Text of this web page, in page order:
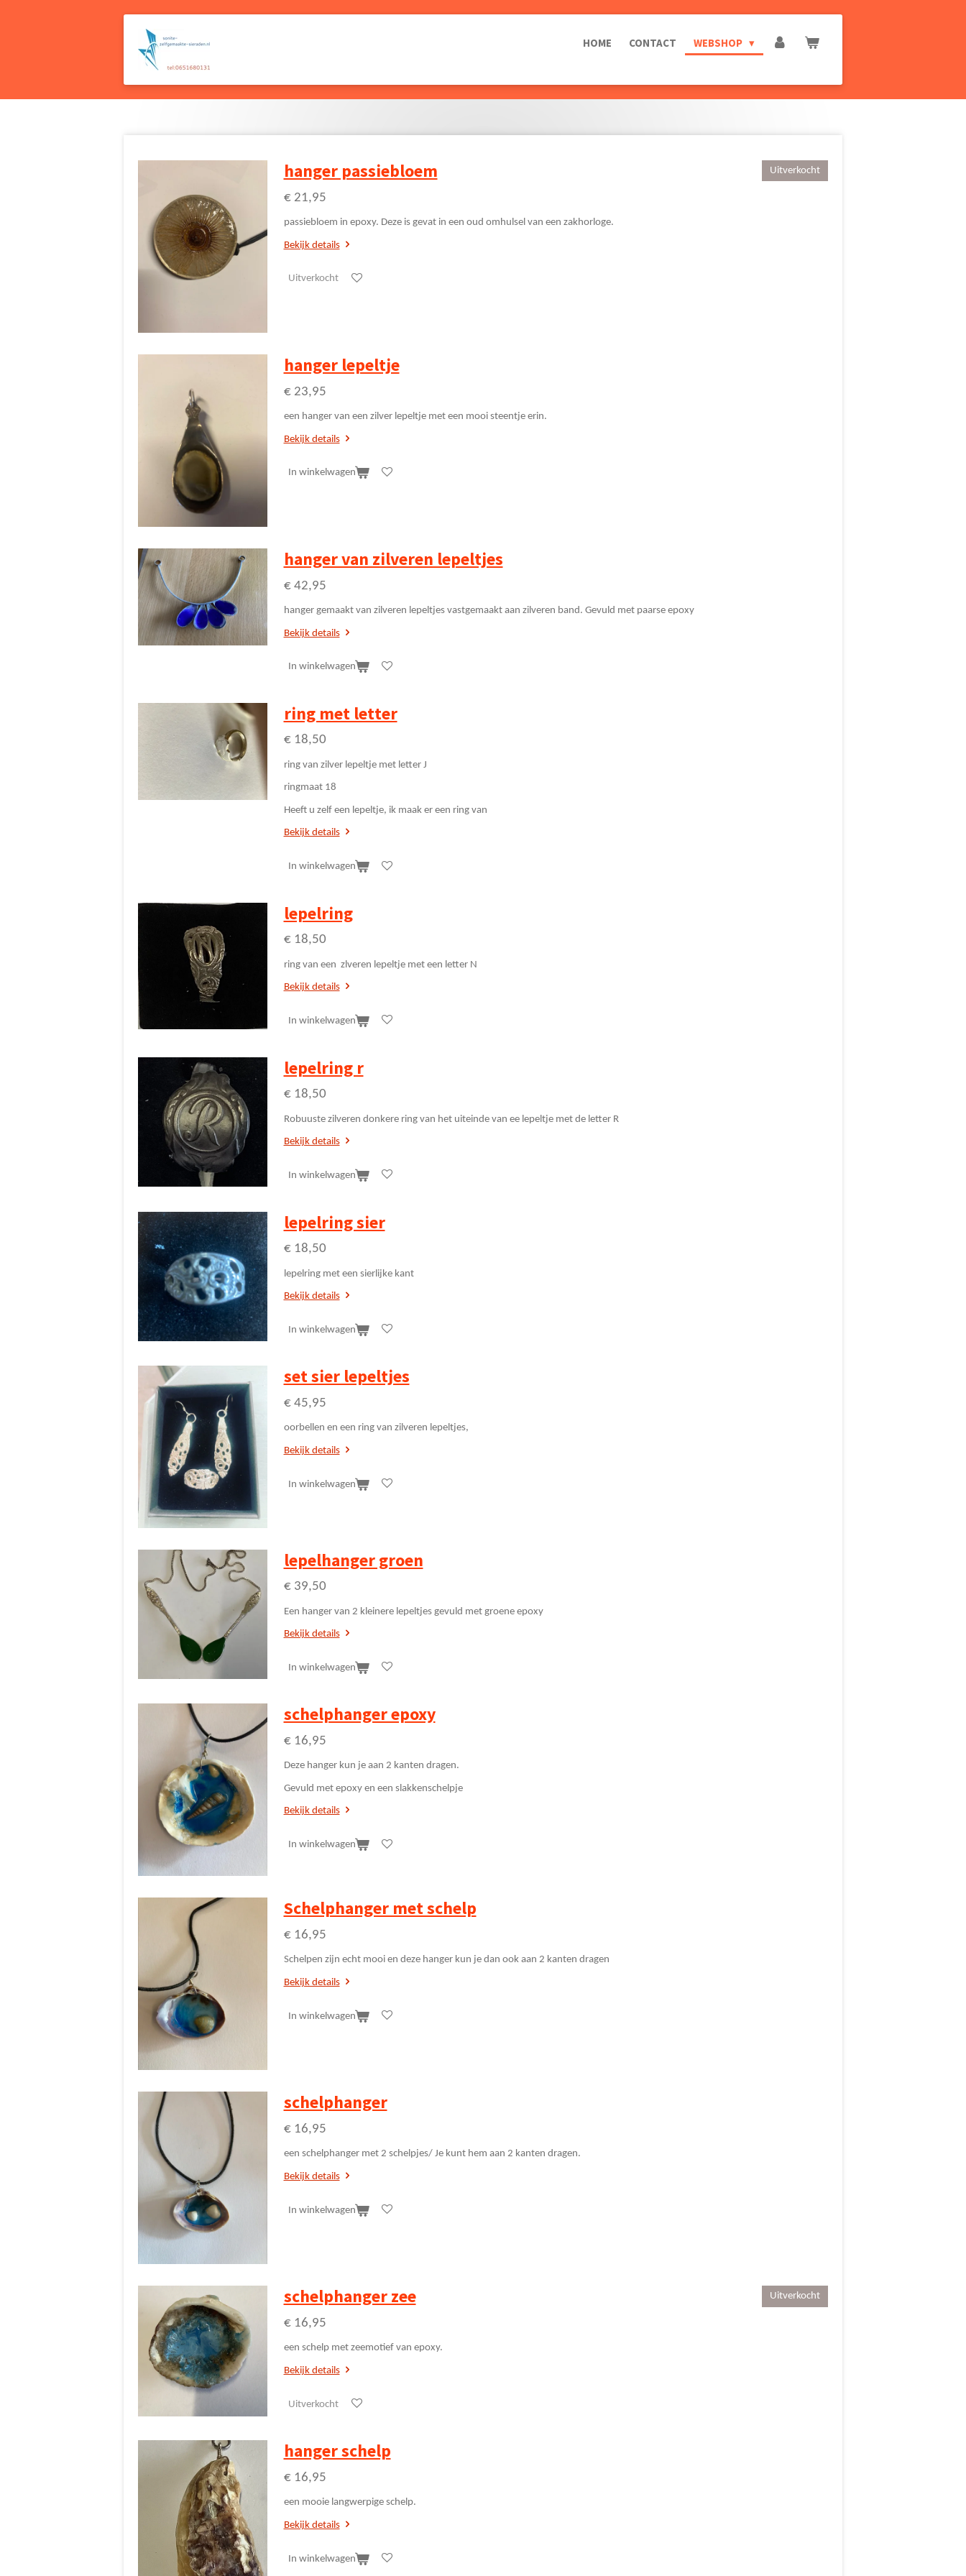
HOME CONTACT WEBSHOP
Uitverkocht
hanger passiebloem
€ 21,95
passiebloem in epoxy. Deze is gevat in een oud omhulsel van een zakhorloge.
Bekijk details
Uitverkocht
hanger lepeltje
€ 23,95
een hanger van een zilver lepeltje met een mooi steentje erin.
Bekijk details
In winkelwagen
hanger van zilveren lepeltjes
€ 42,95
hanger gemaakt van zilveren lepeltjes vastgemaakt aan zilveren band. Gevuld met paarse epoxy
Bekijk details
In winkelwagen
ring met letter
€ 18,50
ring van zilver lepeltje met letter J
ringmaat 18
Heeft u zelf een lepeltje, ik maak er een ring van
Bekijk details
In winkelwagen
lepelring
€ 18,50
ring van een zlveren lepeltje met een letter N
Bekijk details
In winkelwagen
lepelring r
€ 18,50
Robuuste zilveren donkere ring van het uiteinde van ee lepeltje met de letter R
Bekijk details
In winkelwagen
lepelring sier
€ 18,50
lepelring met een sierlijke kant
Bekijk details
In winkelwagen
set sier lepeltjes
€ 45,95
oorbellen en een ring van zilveren lepeltjes,
Bekijk details
In winkelwagen
lepelhanger groen
€ 39,50
Een hanger van 2 kleinere lepeltjes gevuld met groene epoxy
Bekijk details
In winkelwagen
schelphanger epoxy
€ 16,95
Deze hanger kun je aan 2 kanten dragen.
Gevuld met epoxy en een slakkenschelpje
Bekijk details
In winkelwagen
Schelphanger met schelp
€ 16,95
Schelpen zijn echt mooi en deze hanger kun je dan ook aan 2 kanten dragen
Bekijk details
In winkelwagen
schelphanger
€ 16,95
een schelphanger met 2 schelpjes/ Je kunt hem aan 2 kanten dragen.
Bekijk details
In winkelwagen
Uitverkocht
schelphanger zee
€ 16,95
een schelp met zeemotief van epoxy.
Bekijk details
Uitverkocht
hanger schelp
€ 16,95
een mooie langwerpige schelp.
Bekijk details
In winkelwagen